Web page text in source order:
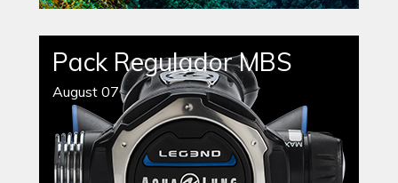
Pack Regulador MBS
August 07